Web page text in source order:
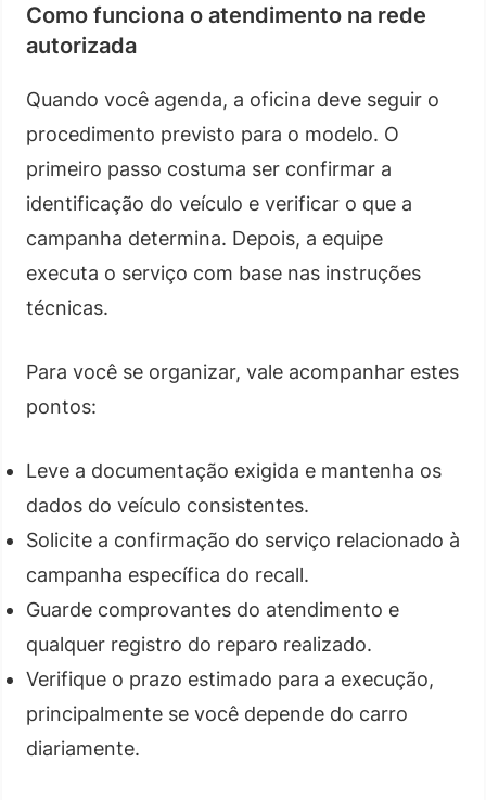
Como funciona o atendimento na rede
autorizada
Quando você agenda, a oficina deve seguir o
procedimento previsto para o modelo. O
primeiro passo costuma ser confirmar a
identificação do veículo e verificar o que a
campanha determina. Depois, a equipe
executa o serviço com base nas instruções
técnicas.
Para você se organizar, vale acompanhar estes
pontos:
Leve a documentação exigida e mantenha os
dados do veículo consistentes.
Solicite a confirmação do serviço relacionado à
campanha específica do recall.
Guarde comprovantes do atendimento e
qualquer registro do reparo realizado.
Verifique o prazo estimado para a execução,
principalmente se você depende do carro
diariamente.